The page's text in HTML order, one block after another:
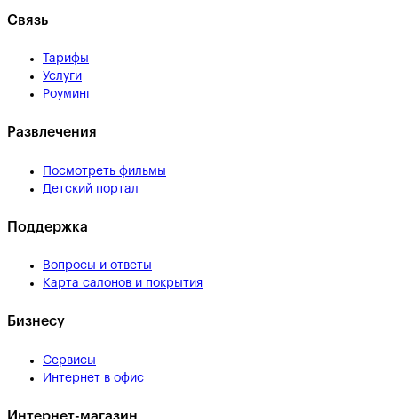
Связь
Тарифы
Услуги
Роуминг
Развлечения
Посмотреть фильмы
Детский портал
Поддержка
Вопросы и ответы
Карта салонов и покрытия
Бизнесу
Сервисы
Интернет в офис